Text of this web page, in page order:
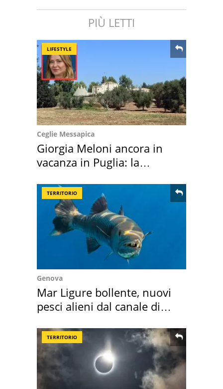
PIÙ LETTI
LIFESTYLE
Ceglie Messapica
Giorgia Meloni ancora in
vacanza in Puglia: la
TERRITORIO
Genova
Mar Ligure bollente, nuovi
pesci alieni dal canale di
TERRITORIO